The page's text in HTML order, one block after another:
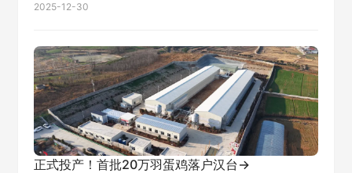
民的初心，以高水平安全保障汉台经济社会高质量发展，
2025-12-30
正式投产！首批20万羽蛋鸡落户汉台→